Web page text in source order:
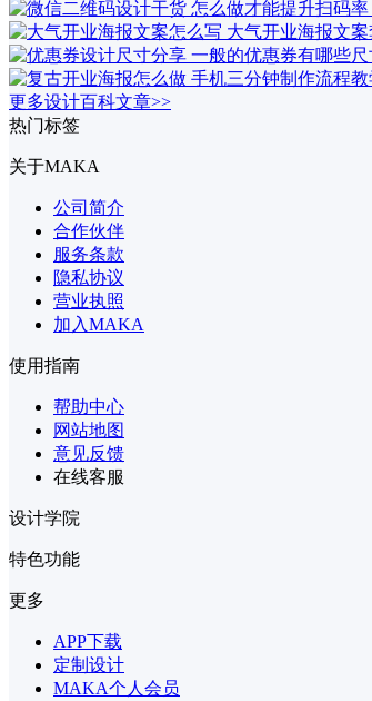
更多设计百科文章>>
热门标签
关于MAKA
公司简介
合作伙伴
服务条款
隐私协议
营业执照
加入MAKA
使用指南
帮助中心
网站地图
意见反馈
在线客服
设计学院
特色功能
更多
APP下载
定制设计
MAKA个人会员